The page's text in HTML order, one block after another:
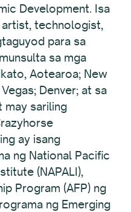
Development. Isa
technologist,
para sa
sa mga
Aotearoa; New
Denver; at sa
may sariling
ay isang
ng National Pacific
(NAPALI),
Program (AFP) ng
ng Emerging